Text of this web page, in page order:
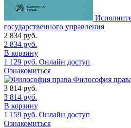
государственного управления
2 834 руб.
2 834 руб.
В корзину
1 129 руб. Онлайн доступ
Ознакомиться
Философия
3 814 руб.
3 814 руб.
В корзину
1 159 руб. Онлайн доступ
Ознакомиться